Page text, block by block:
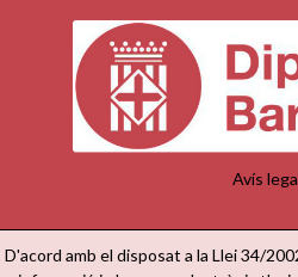
D'acord amb el disposat a la Llei 34/
Avís